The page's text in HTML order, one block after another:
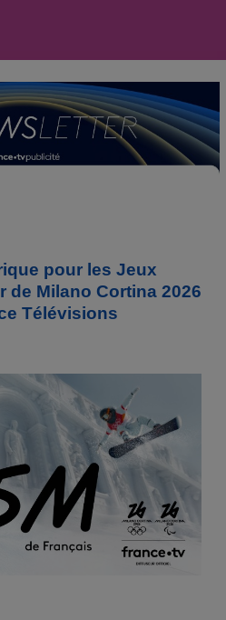
pour les Jeux
de Milano Cortina 2026
Télévisions